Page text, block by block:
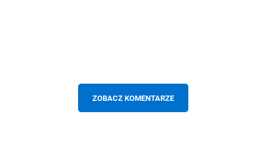
ZOBACZ KOMENTARZE